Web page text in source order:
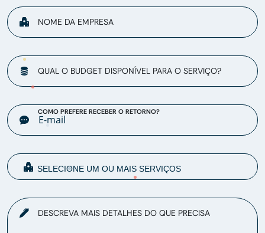
NOME DA EMPRESA
QUAL O BUDGET DISPONÍVEL PARA O SERVIÇO?
COMO PREFERE RECEBER O RETORNO?
DESCREVA MAIS DETALHES DO QUE PRECISA